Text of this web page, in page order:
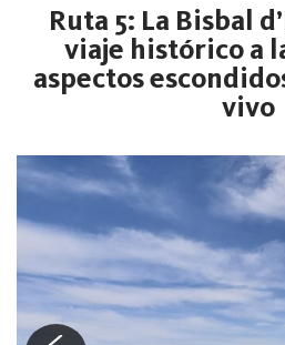
Ruta 5: La Bisbal
viaje histórico a
aspectos
vivo